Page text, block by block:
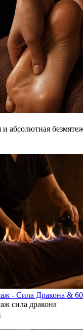
абсолютная
- Сила Дракона &
сила дракона